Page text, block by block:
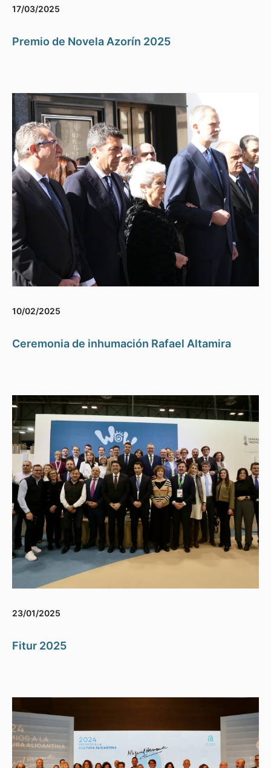
17/03/2025
Premio de Novela Azorín 2025
10/02/2025
Ceremonia de inhumación Rafael Altamira
23/01/2025
Fitur 2025